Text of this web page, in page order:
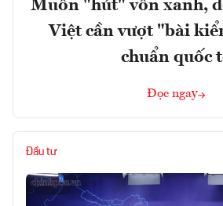
Muốn "hút" vốn xanh,
Việt cần vượt "bài
chuẩn quốc
Đọc ngay
Đầu tư